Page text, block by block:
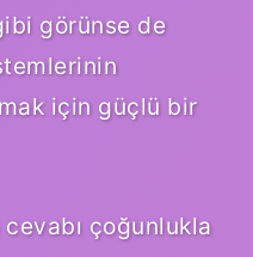
görünse de
için güçlü bir
çoğunlukla